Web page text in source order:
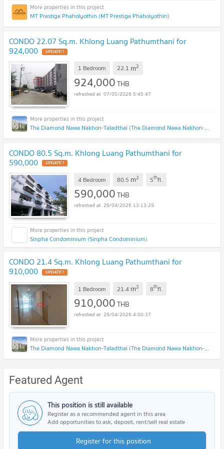
MT Prestige Phaholyothin (MT Prestige Phaholyothin)
CONDO 22.07 Sq.m. Khlong Luang Pathumthani for
924,000
1 Bedroom 22.1 m2
924,000THB
07/05/2026 5:45:47
The Diamond Nawa Nakhon-Taladthai (The Diamond Nawa Nakhon-Taladthai)
CONDO 80.5 Sq.m. Khlong Luang Pathumthani for
590,000
4 Bedroom 80.5 m2 5thfl.
590,000THB
29/04/2026 13:13:29
Sinpha Condominium (Sinpha Condominium)
CONDO 21.4 Sq.m. Khlong Luang Pathumthani for
910,000
1 Bedroom 21.4 m2 8thfl.
910,000THB
29/04/2026 4:00:37
The Diamond Nawa Nakhon-Taladthai (The Diamond Nawa Nakhon-Taladthai)
Featured Agent
This position is still available
Register as a recommended agent in this area
Add opportunities to ask, deposit, rent/sell real estate
Register for this position